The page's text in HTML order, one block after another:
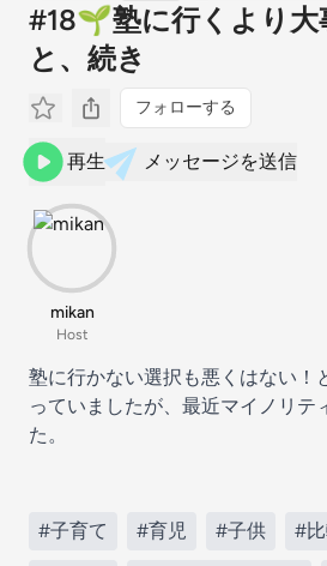
#18🌱塾に行くより大
と、続き
フォローする
再生 メッセージを送信
mikan
Host
塾に行かない選択も悪くはない！
っていましたが、最近マイノリテ
た。
#子育て #育児 #子供 #